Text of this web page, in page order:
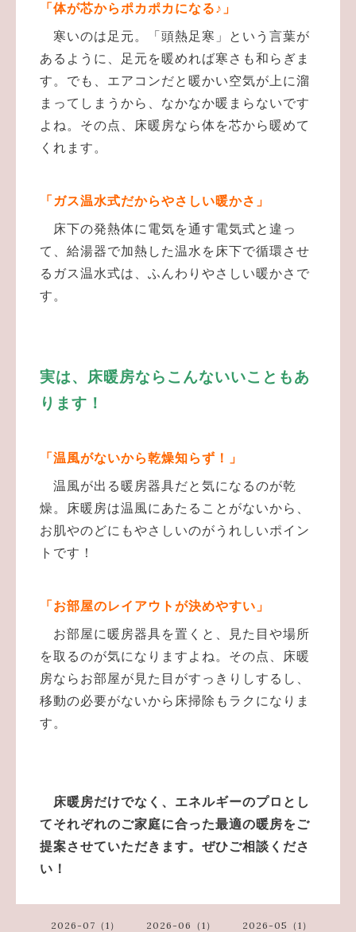
「体が芯からポカポカになる♪」
寒いのは足元。「頭熱足寒」という言葉が
あるように、足元を暖めれば寒さも和らぎま
す。でも、エアコンだと暖かい空気が上に溜
まってしまうから、なかなか暖まらないです
よね。その点、床暖房なら体を芯から暖めて
くれます。
「ガス温水式だからやさしい暖かさ」
床下の発熱体に電気を通す電気式と違っ
て、給湯器で加熱した温水を床下で循環させ
るガス温水式は、ふんわりやさしい暖かさで
す。
実は、床暖房ならこんないいこともあ
ります！
「温風がないから乾燥知らず！」
温風が出る暖房器具だと気になるのが乾
燥。床暖房は温風にあたることがないから、
お肌やのどにもやさしいのがうれしいポイン
トです！
「お部屋のレイアウトが決めやすい」
お部屋に暖房器具を置くと、見た目や場所
を取るのが気になりますよね。その点、床暖
房ならお部屋が見た目がすっきりしするし、
移動の必要がないから床掃除もラクになりま
す。
床暖房だけでなく、エネルギーのプロとし
てそれぞれのご家庭に合った最適の暖房をご
提案させていただきます。ぜひご相談くださ
い！
2026-07（1） 2026-06（1） 2026-05（1）